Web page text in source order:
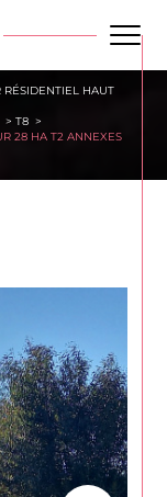
HAUT
T8
28 HA T2 ANNEXES